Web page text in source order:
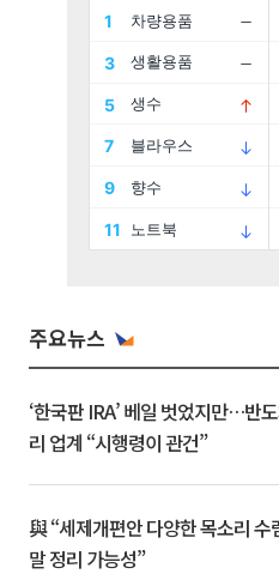
주요뉴스
‘한국판 IRA’ 베일 벗었지만…반
리 업계 “시행령이 관건”
與 “세제개편안 다양한 목소리
말 정리 가능성”